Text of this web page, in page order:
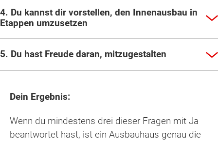
4. Du kannst dir vorstellen, den Innenausbau in
Etappen umzusetzen
5. Du hast Freude daran, mitzugestalten
Dein Ergebnis:
Wenn du mindestens drei dieser Fragen mit Ja
beantwortet hast, ist ein Ausbauhaus genau die